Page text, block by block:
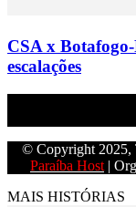
CSA x
escalações
© Copyright 2025,
Paraíba Host |
MAIS HISTÓRIAS